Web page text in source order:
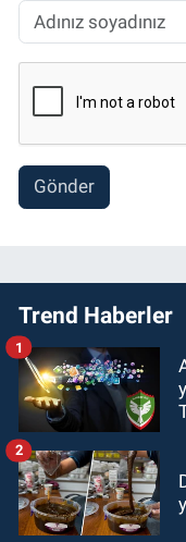
Gönder
Trend Haberler
1
2